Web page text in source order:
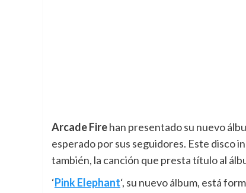
Arcade Firehan presentado su nuevo
esperado por sus seguidores. Este disco
también, la canción que presta título al
‘PinkElephant‘, su nuevo álbum, está